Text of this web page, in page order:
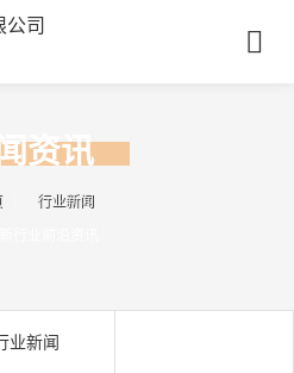
资讯
行业新闻
业新闻